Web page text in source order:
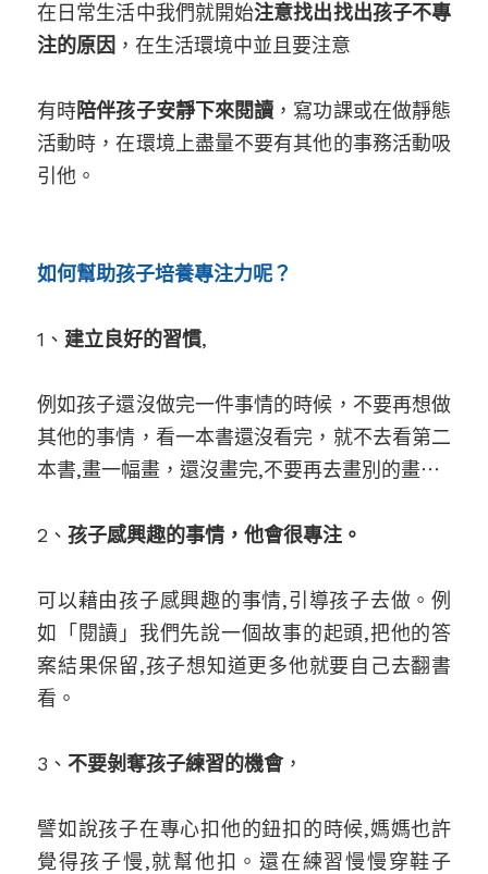
在日常生活中我們就開始注意找出找出孩子不專
注的原因 ，在生活環境中並且要注意
有時陪伴孩子安靜下來閱讀 ，寫功課或在做靜態
活動時，在環境上盡量不要有其他的事務活動吸
引他。
如何幫助孩子培養專注力呢？
1、 建立良好的習慣,
例如孩子還沒做完一件事情的時候，不要再想做
其他的事情，看一本書還沒看完，就不去看第二
本書,畫一幅畫，還沒畫完,不要再去畫別的畫⋯
2、 孩子感興趣的事情，他會很專注。
可以藉由孩子感興趣的事情,引導孩子去做。例
如「閱讀」我們先說一個故事的起頭,把他的答
案結果保留,孩子想知道更多他就要自己去翻書
看。
3、 不要剝奪孩子練習的機會，
譬如說孩子在專心扣他的鈕扣的時候,媽媽也許
覺得孩子慢,就幫他扣。還在練習慢慢穿鞋子